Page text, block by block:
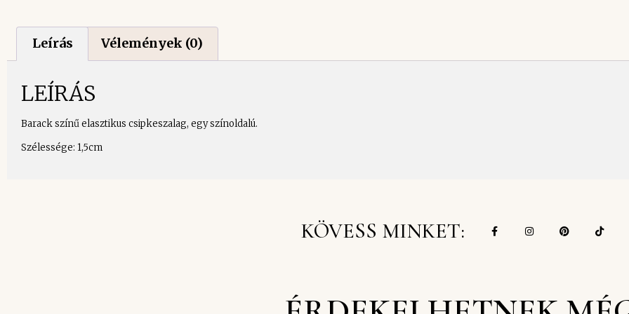
Leírás Vélemények (0)
LEÍRÁS
Barack színű elasztikus csipkeszalag, egy színoldalú.
Szélessége: 1,5cm
KÖVESS MINKET: